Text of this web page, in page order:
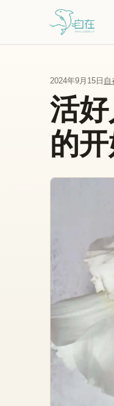
跳到主要内容
2024年9月15日 自
活
的